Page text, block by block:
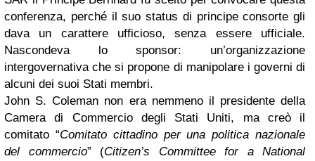
conferenza, perché il suo status di principe consorte gli
dava un carattere ufficioso, senza essere ufficiale.
Nascondeva lo sponsor: un’organizzazione
intergovernativa che si propone di manipolare i governi di
alcuni dei suoi Stati membri.
John S. Coleman non era nemmeno il presidente della
Camera di Commercio degli Stati Uniti, ma creò il
comitato “Comitato cittadino per una politica nazionale
del commercio” (Citizen’s Committee for a National